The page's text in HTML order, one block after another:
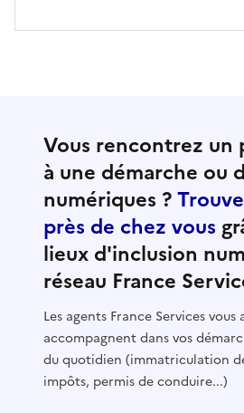
Vous rencontrez un
à une démarche ou
numériques ?
près de chez vous
lieux d'inclusion
réseau France
Les agents France Services
accompagnent dans vos
du quotidien (immatriculation
impôts, permis de conduire...)